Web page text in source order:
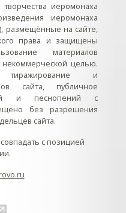
творчества иеромонаха
иеромонаха
размещённые на сайте,
права и защищены
материалов
целью.
и
сайта, публичное
и песнопений с
без разрешения
сайта.
с позицией